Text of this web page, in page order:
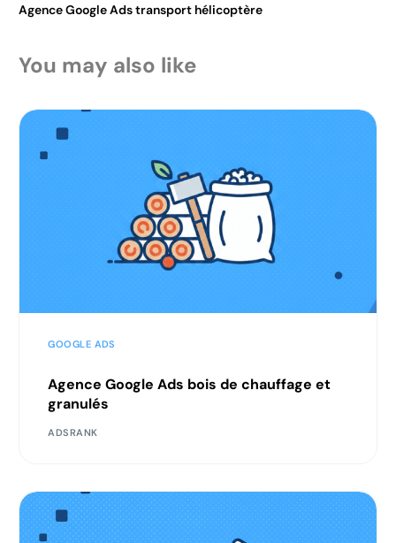
Agence Google Ads transport hélicoptère
You may also like
GOOGLE ADS
Agence Google Ads bois de chauffage et
granulés
ADSRANK